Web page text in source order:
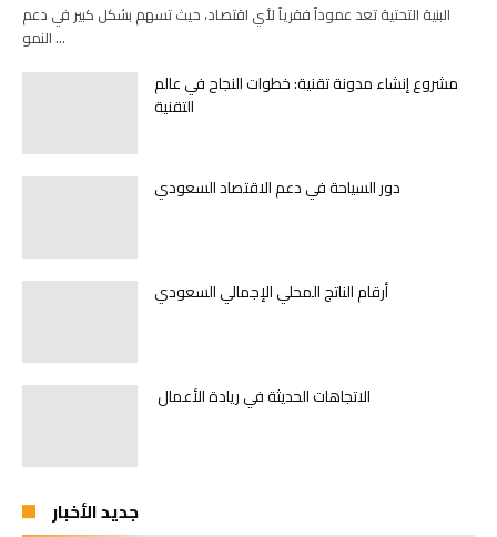
البنية التحتية تعد عموداً فقرياً لأي اقتصاد، حيث تسهم بشكل كبير في دعم
النمو …
مشروع إنشاء مدونة تقنية: خطوات النجاح في عالم
التقنية
دور السياحة في دعم الاقتصاد السعودي
أرقام الناتج المحلي الإجمالي السعودي
الاتجاهات الحديثة في ريادة الأعمال
جديد الأخبار